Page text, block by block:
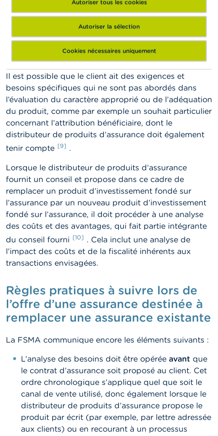
Autoriser tous les cookies
Autoriser la sélection
Cookies nécessaires uniquement
Dans le cas d’un produit d’investissement fondé sur
l’assurance, le distributeur de produits d’assurance
doit non seulement analyser les exigences et les
approprié ou l’adéquation du produit.
Il est possible que le client ait des exigences et
besoins spécifiques qui ne sont pas abordés dans
l’évaluation du caractère approprié ou de l’adéquation
du produit, comme par exemple un souhait particulier
concernant l’attribution bénéficiaire, dont le
distributeur de produits d’assurance doit également
tenir compte [9] .
Lorsque le distributeur de produits d’assurance
fournit un conseil et propose dans ce cadre de
remplacer un produit d’investissement fondé sur
l’assurance par un nouveau produit d’investissement
fondé sur l’assurance, il doit procéder à une analyse
des coûts et des avantages, qui fait partie intégrante
du conseil fourni [10] . Cela inclut une analyse de
l’impact des coûts et de la fiscalité inhérents aux
transactions envisagées.
Règles pratiques à suivre lors de
l’offre d’une assurance destinée à
remplacer une assurance existante
La FSMA communique encore les éléments suivants :
L’analyse des besoins doit être opérée avant que
le contrat d’assurance soit proposé au client. Cet
ordre chronologique s’applique quel que soit le
canal de vente utilisé, donc également lorsque le
distributeur de produits d’assurance propose le
produit par écrit (par exemple, par lettre adressée
aux clients) ou en recourant à un processus